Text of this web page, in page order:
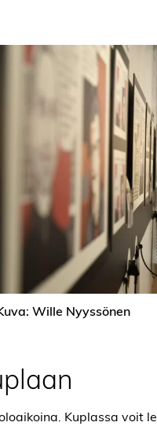
Wille Nyyssönen
Kuplassa voit